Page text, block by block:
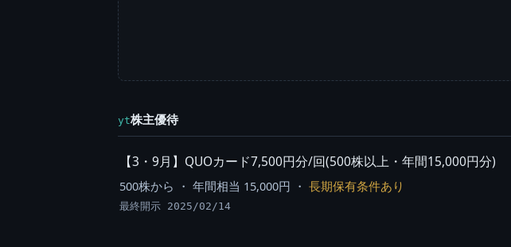
yt株主優待
【3・9月】QUOカード7,500円分/回(500株以上・年間15,000円分)
500株から ・ 年間相当 15,000円 ・ 長期保有条件あり
最終開示 2025/02/14